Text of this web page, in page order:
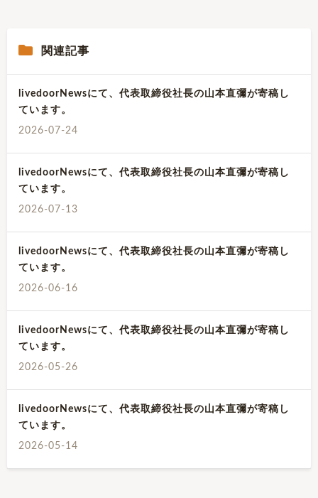
関連記事
livedoorNewsにて、代表取締役社長の山本直彌が寄稿し
ています。
2026-07-24
livedoorNewsにて、代表取締役社長の山本直彌が寄稿し
ています。
2026-07-13
livedoorNewsにて、代表取締役社長の山本直彌が寄稿し
ています。
2026-06-16
livedoorNewsにて、代表取締役社長の山本直彌が寄稿し
ています。
2026-05-26
livedoorNewsにて、代表取締役社長の山本直彌が寄稿し
ています。
2026-05-14